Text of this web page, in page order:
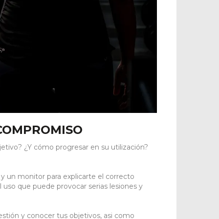
¿Y cómo progresar en su utilización?
un monitor para explicarte el correcto
que puede provocar serias lesiones y
y conocer tus objetivos, asi como